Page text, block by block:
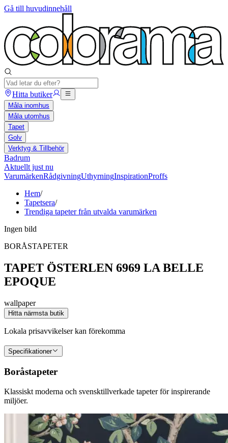
Gå till huvudinnehåll
Hitta butiker
Måla inomhus
Måla utomhus
Tapet
Golv
Verktyg & Tillbehör
Badrum
Aktuellt just nu
VarumärkenRådgivningUthyrningInspirationProffs
Hem/
Tapetsera/
Trendiga tapeter från utvalda varumärken
Ingen bild
BORÅSTAPETER
TAPET ÖSTERLEN 6969 LA BELLE
EPOQUE
wallpaper
Hitta närmsta butik
Lokala prisavvikelser kan förekomma
Specifikationer
Boråstapeter
Klassiskt moderna och svensktillverkade tapeter för inspirerande
miljöer.